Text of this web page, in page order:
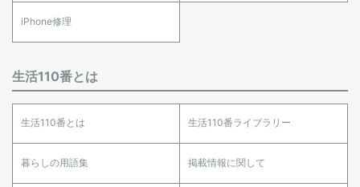
iPhone修理
生活110番とは
生活110番とは 生活110番ライブラリー
暮らしの用語集 掲載情報に関して